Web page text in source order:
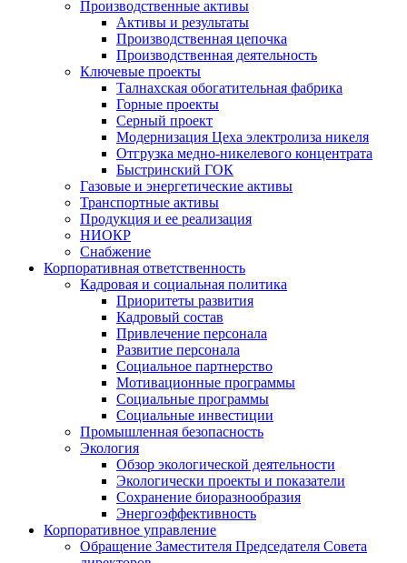
Производственные активы
Активы и результаты
Производственная цепочка
Производственная деятельность
Ключевые проекты
Талнахская обогатительная фабрика
Горные проекты
Серный проект
Модернизация Цеха электролиза никеля
Отгрузка медно-никелевого концентрата
Быстринский ГОК
Газовые и энергетические активы
Транспортные активы
Продукция и ее реализация
НИОКР
Снабжение
Корпоративная ответственность
Кадровая и социальная политика
Приоритеты развития
Кадровый состав
Привлечение персонала
Развитие персонала
Социальное партнерство
Мотивационные программы
Социальные программы
Социальные инвестиции
Промышленная безопасность
Экология
Обзор экологической деятельности
Экологически проекты и показатели
Сохранение биоразнообразия
Энергоэффективность
Корпоративное управление
Обращение Заместителя Председателя Совета